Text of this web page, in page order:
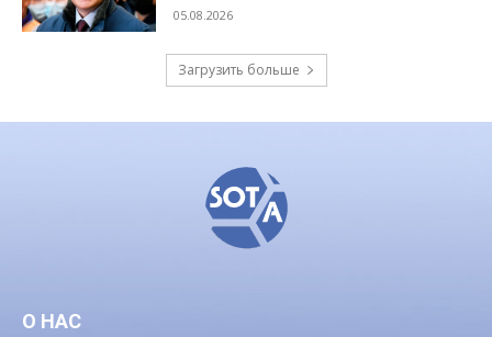
05.08.2026
Загрузить больше
О НАС